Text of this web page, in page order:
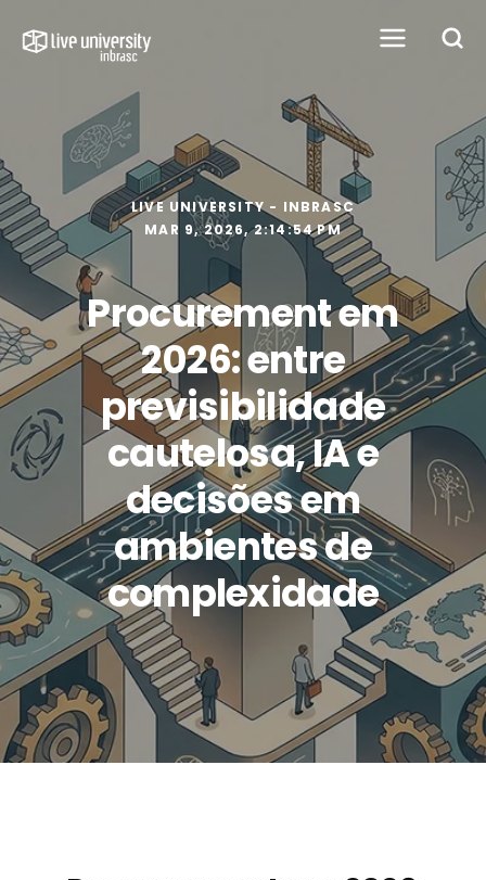
LIVE UNIVERSITY - INBRASC
MAR 9, 2026, 2:14:54 PM
Procurement em
2026: entre
previsibilidade
cautelosa, IA e
decisões em
ambientes de
complexidade